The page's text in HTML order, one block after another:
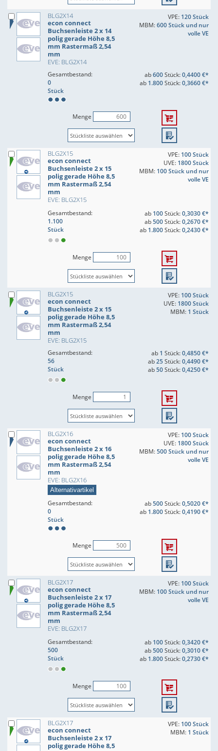
BLG2X14
econ connect
Buchsenleiste 2 x 14
polig gerade Höhe 8,5
mm Rastermaß 2,54
mm
EVE: BLG2X14
VPE: 120 Stück
MBM:600 Stück und nur
volle VE
Gesamtbestand:
0
Stück
ab600Stück:0,4400 €*
ab 1.800Stück:0,3660 €*
Menge
BLG2X15
econ connect
Buchsenleiste 2 x 15
polig gerade Höhe 8,5
mm Rastermaß 2,54
mm
EVE: BLG2X15
VPE: 100 Stück
UVE: 1800 Stück
MBM: 100 Stück und nur
volle VE
Gesamtbestand:
1.100
Stück
ab 100Stück:0,3030 €*
ab500Stück:0,2670 €*
ab 1.800Stück:0,2430 €*
Menge
BLG2X15
econ connect
Buchsenleiste 2 x 15
polig gerade Höhe 8,5
mm Rastermaß 2,54
mm
EVE: BLG2X15
VPE: 100 Stück
UVE: 1800 Stück
MBM: 1 Stück
Gesamtbestand:
56
Stück
ab 1 Stück:0,4850 €*
ab25Stück:0,4490 €*
ab50Stück:0,4250 €*
Menge
BLG2X16
econ connect
Buchsenleiste 2 x 16
polig gerade Höhe 8,5
mm Rastermaß 2,54
mm
EVE: BLG2X16
Alternativartikel
VPE: 100 Stück
UVE: 1800 Stück
MBM:500 Stück und nur
volle VE
Gesamtbestand:
0
Stück
ab500Stück:0,5020 €*
ab 1.800Stück:0,4190 €*
Menge
BLG2X17
econ connect
Buchsenleiste 2 x 17
polig gerade Höhe 8,5
mm Rastermaß 2,54
mm
EVE: BLG2X17
VPE: 100 Stück
MBM: 100 Stück und nur
volle VE
Gesamtbestand:
500
Stück
ab 100Stück:0,3420 €*
ab500Stück:0,3010 €*
ab 1.800Stück:0,2730 €*
Menge
BLG2X17
econ connect
Buchsenleiste 2 x 17
polig gerade Höhe 8,5
VPE: 100 Stück
MBM: 1 Stück